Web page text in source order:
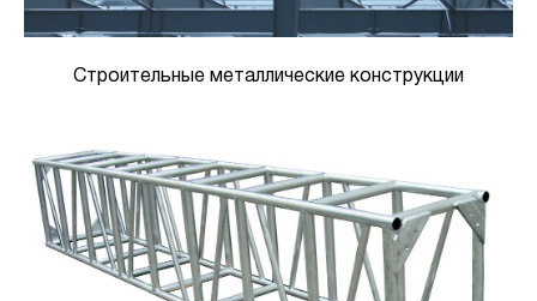
Строительные металлические конструкции